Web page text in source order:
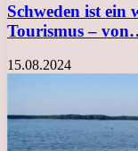
Schweden ist ein
Tourismus –
15.08.2024